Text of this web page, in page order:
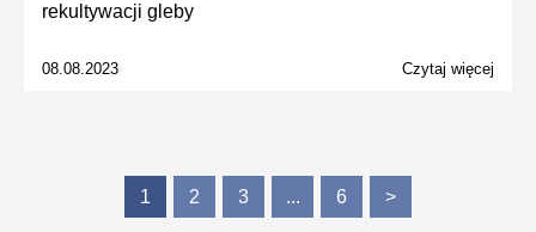
rekultywacji gleby
08.08.2023 Czytaj więcej
1 2 3 ... 6 >